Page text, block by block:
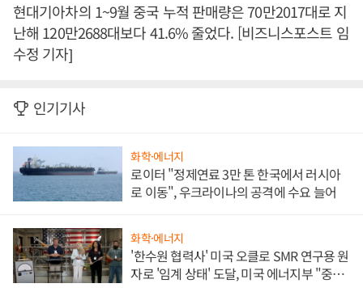
현대기아차의 1~9월 중국 누적 판매량은 70만2017대로 지
난해 120만2688대보다 41.6% 줄었다. [비즈니스포스트 임
수정 기자]
인기기사
화학·에너지
로이터 "정제연료 3만 톤 한국에서 러시아
로 이동", 우크라이나의 공격에 수요 늘어
화학·에너지
'한수원 협력사' 미국 오클로 SMR 연구용 원
자로 '임계 상태' 도달, 미국 에너지부 "중요